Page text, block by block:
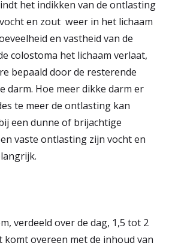
het indikken van de ontlasting
en zout weer in het lichaam
en vastheid van de
colostoma het lichaam verlaat,
bepaald door de resterende
darm. Hoe meer dikke darm er
te meer de ontlasting kan
een dunne of brijachtige
vaste ontlasting zijn vocht en
verdeeld over de dag, 1,5 tot 2
komt overeen met de inhoud van